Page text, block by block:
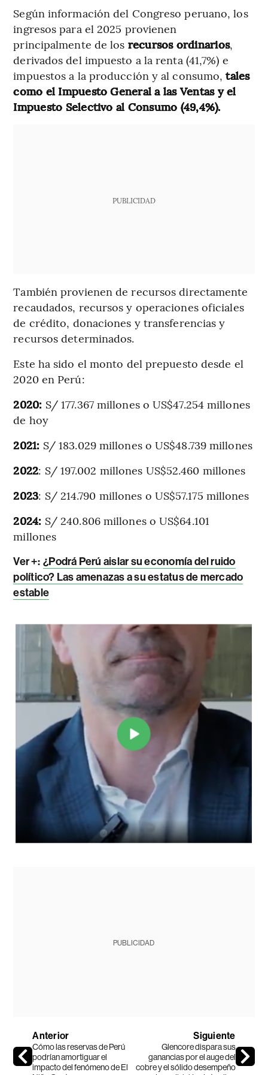
Según información del Congreso peruano, los
ingresos para el 2025 provienen
principalmente de los recursos ordinarios,
derivados del impuesto a la renta (41,7%) e
impuestos a la producción y al consumo,tales
como el Impuesto General a las Ventas y el
Impuesto Selectivo al Consumo (49,4%).
PUBLICIDAD
También provienen de recursos directamente
recaudados, recursos y operaciones oficiales
de crédito, donaciones y transferencias y
recursos determinados.
Este ha sido el monto del prepuesto desde el
2020 en Perú:
2020: S/ 177.367 millones o US$47.254 millones
de hoy
2021: S/ 183.029 millones o US$48.739 millones
2022: S/ 197.002 millones US$52.460 millones
2023: S/ 214.790 millones o US$57.175 millones
2024: S/ 240.806 millones o US$64.101
millones
Ver +: ¿Podrá Perú aislar su economía del ruido
político? Las amenazas a su estatus de mercado
estable
PUBLICIDAD
Anterior
Cómo las reservas de Perú
podrían amortiguar el
impacto del fenómeno de El
Siguiente
Glencore dispara sus
ganancias por el auge del
cobre y el sólido desempeño